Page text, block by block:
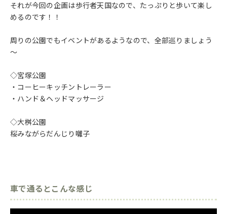
それが今回の企画は歩行者天国なので、たっぷりと歩いて楽し
めるのです！！
周りの公園でもイベントがあるようなので、全部巡りましょう
～
◇宮塚公園
・コーヒーキッチントレーラー
・ハンド＆ヘッドマッサージ
◇大桝公園
桜みながらだんじり囃子
車で通るとこんな感じ